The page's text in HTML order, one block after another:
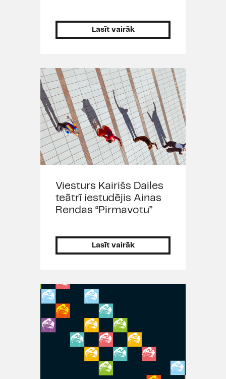
Lasīt vairāk
Viesturs Kairišs Dailes
teātrī iestudējis Ainas
Rendas “Pirmavotu”
Lasīt vairāk